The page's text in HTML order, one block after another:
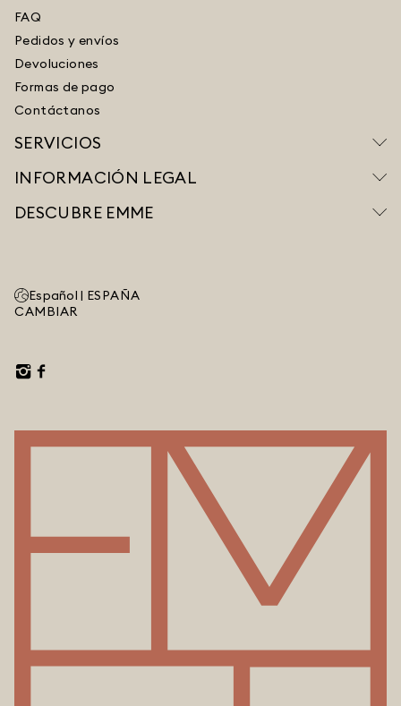
FAQ
Pedidos y envíos
Devoluciones
Formas de pago
Contáctanos
SERVICIOS
INFORMACIÓN LEGAL
DESCUBRE EMME
Español | ESPAÑA
CAMBIAR